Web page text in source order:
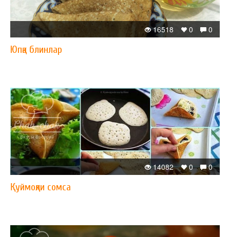
0
0
16518
Юпқа блинлар
0
0
14082
Қуймоқли сомса